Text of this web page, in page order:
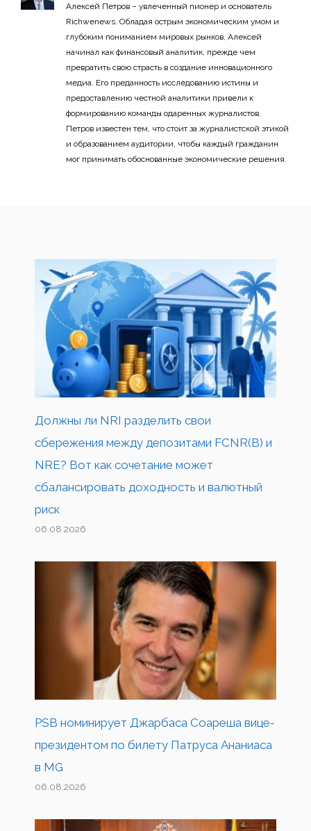
Алексей Петров – увлеченный пионер и основатель
Richwenews. Обладая острым экономическим умом и
глубоким пониманием мировых рынков, Алексей
начинал как финансовый аналитик, прежде чем
превратить свою страсть в создание инновационного
медиа. Его преданность исследованию истины и
предоставлению честной аналитики привели к
формированию команды одаренных журналистов.
Петров известен тем, что стоит за журналистской этикой
и образованием аудитории, чтобы каждый гражданин
мог принимать обоснованные экономические решения.
Должны ли NRI разделить свои
сбережения между депозитами FCNR(B) и
NRE? Вот как сочетание может
сбалансировать доходность и валютный
риск
06.08.2026
PSB номинирует Джарбаса Соареша вице-
президентом по билету Патруса Ананиаса
в MG
06.08.2026